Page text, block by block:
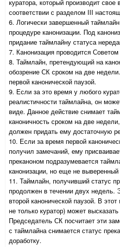
куратора, который производит
соответствии с разделом III
6. Логически завершенный
процедуре канонизации. Под
придание таймлайну статуса
7. Канонизация проводится
8. Таймлайн, претендующий на
обозрение СК сроком на две
первой канонической паузой.
9. Если за это время у любого
реалистичности таймлайна, он
виде. Данное действие снимает
каноничность сроком на две
должен придать ему достаточную
10. Если за время первой
получил замечаний, ему
преканоном подразумевается
канонизации, но еще не
11. Таймлайн, получивший статус
продолжен в течении двух недель.
второй канонической паузой. В
не только куратор) может
Председатель СК посчитает эти
с таймлайна снимается статус
доработку.